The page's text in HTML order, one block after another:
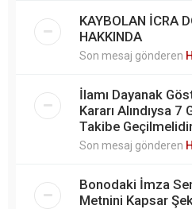
KAYBOLAN İCRA
HAKKINDA
Son mesaj gönderen
İlamı Dayanak
Kararı Alındıysa
Takibe
Son mesaj gönderen
Bonodaki İmza
Metnini Kapsar